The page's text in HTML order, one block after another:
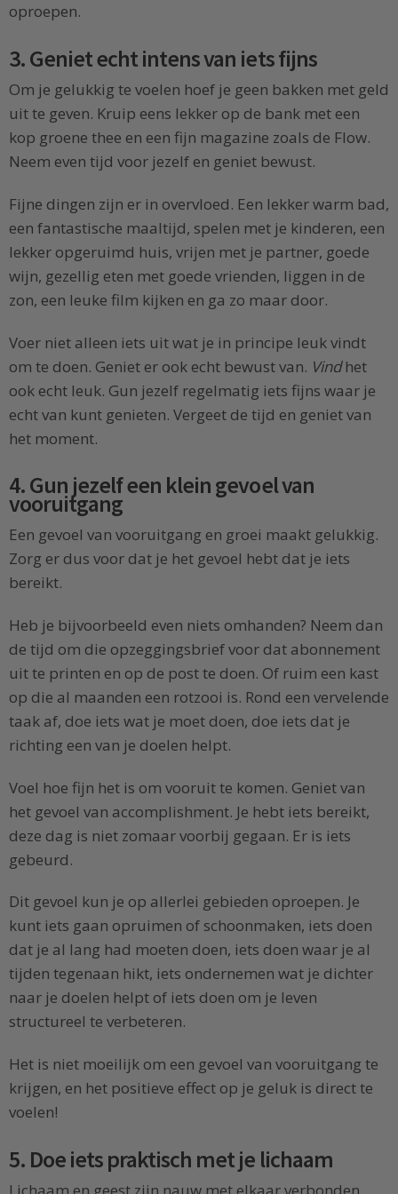
oproepen.
3. Geniet echt intens van iets fijns
Om je gelukkig te voelen hoef je geen bakken met geld
uit te geven. Kruip eens lekker op de bank met een
kop groene thee en een fijn magazine zoals de Flow.
Neem even tijd voor jezelf en geniet bewust.
Fijne dingen zijn er in overvloed. Een lekker warm bad,
een fantastische maaltijd, spelen met je kinderen, een
lekker opgeruimd huis, vrijen met je partner, goede
wijn, gezellig eten met goede vrienden, liggen in de
zon, een leuke film kijken en ga zo maar door.
Voer niet alleen iets uit wat je in principe leuk vindt
om te doen. Geniet er ook echt bewust van. Vindhet
ook echt leuk. Gun jezelf regelmatig iets fijns waar je
echt van kunt genieten. Vergeet de tijd en geniet van
het moment.
4. Gun jezelf een klein gevoel van
vooruitgang
Een gevoel van vooruitgang en groei maakt gelukkig.
Zorg er dus voor dat je het gevoel hebt dat je iets
bereikt.
Heb je bijvoorbeeld even niets omhanden? Neem dan
de tijd om die opzeggingsbrief voor dat abonnement
uit te printen en op de post te doen. Of ruim een kast
op die al maanden een rotzooi is. Rond een vervelende
taak af, doe iets wat je moet doen, doe iets dat je
richting een van je doelen helpt.
Voel hoe fijn het is om vooruit te komen. Geniet van
het gevoel van accomplishment. Je hebt iets bereikt,
deze dag is niet zomaar voorbij gegaan. Er is iets
gebeurd.
Dit gevoel kun je op allerlei gebieden oproepen. Je
kunt iets gaan opruimen of schoonmaken, iets doen
dat je al lang had moeten doen, iets doen waar je al
tijden tegenaan hikt, iets ondernemen wat je dichter
naar je doelen helpt of iets doen om je leven
structureel te verbeteren.
Het is niet moeilijk om een gevoel van vooruitgang te
krijgen, en het positieve effect op je geluk is direct te
voelen!
5. Doe iets praktisch met je lichaam
Lichaam en geest zijn nauw met elkaar verbonden.